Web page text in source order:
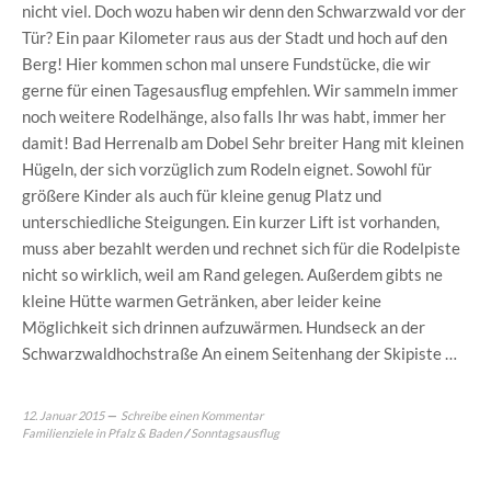
nicht viel. Doch wozu haben wir denn den Schwarzwald vor der
Tür? Ein paar Kilometer raus aus der Stadt und hoch auf den
Berg! Hier kommen schon mal unsere Fundstücke, die wir
gerne für einen Tagesausflug empfehlen. Wir sammeln immer
noch weitere Rodelhänge, also falls Ihr was habt, immer her
damit! Bad Herrenalb am Dobel Sehr breiter Hang mit kleinen
Hügeln, der sich vorzüglich zum Rodeln eignet. Sowohl für
größere Kinder als auch für kleine genug Platz und
unterschiedliche Steigungen. Ein kurzer Lift ist vorhanden,
muss aber bezahlt werden und rechnet sich für die Rodelpiste
nicht so wirklich, weil am Rand gelegen. Außerdem gibts ne
kleine Hütte warmen Getränken, aber leider keine
Möglichkeit sich drinnen aufzuwärmen. Hundseck an der
Schwarzwaldhochstraße An einem Seitenhang der Skipiste …
12. Januar 2015
Schreibe einen Kommentar
Familienziele in Pfalz & Baden/Sonntagsausflug